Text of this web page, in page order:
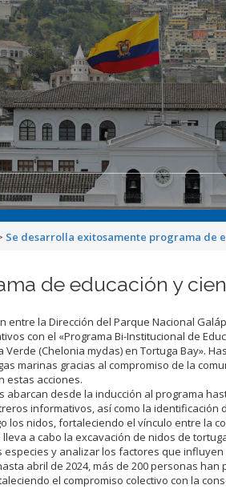
Se desarrolla exitosamente programa de
de educación y
entre la Dirección del Parque Nacional
con el «Programa Bi-Institucional de
Verde (Chelonia mydas) en Tortuga Bay».
marinas gracias al compromiso de la
estas acciones.
abarcan desde la inducción al programa
informativos, así como la
los nidos, fortaleciendo el vínculo entre la
a cabo la excavación de nidos de
especies y analizar los factores que
abril de 2024, más de 200 personas
el compromiso colectivo con la